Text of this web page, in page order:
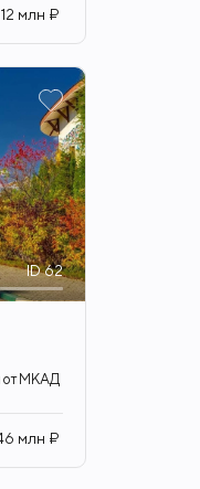
12 млн ₽
ID62
от МКАД
млн ₽